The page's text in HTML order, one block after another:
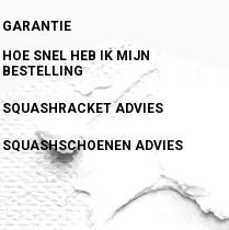
GARANTIE
HOE SNEL HEB IK MIJN
BESTELLING
SQUASHRACKET ADVIES
SQUASHSCHOENEN ADVIES